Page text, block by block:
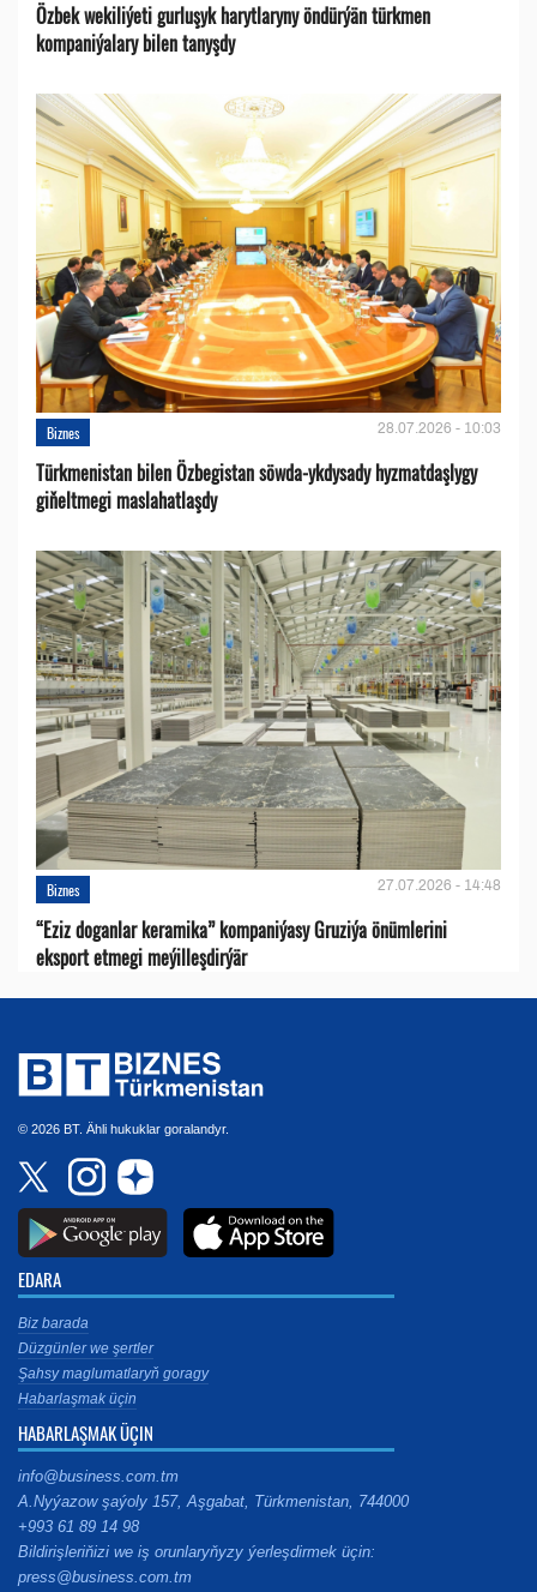
Özbek wekiliýeti gurluşyk harytlaryny öndürýän türkmen
kompaniýalary bilen tanyşdy
Biznes 28.07.2026 - 10:03
Türkmenistan bilen Özbegistan söwda-ykdysady hyzmatdaşlygy
giňeltmegi maslahatlaşdy
Biznes 27.07.2026 - 14:48
“Eziz doganlar keramika” kompaniýasy Gruziýa önümlerini
eksport etmegi meýilleşdirýär
© 2026 BT. Ähli hukuklar goralandyr.
EDARA
Biz barada
Düzgünler we şertler
Şahsy maglumatlaryň goragy
Habarlaşmak üçin
HABARLAŞMAK ÜÇIN
info@business.com.tm
A.Nyýazow şaýoly 157, Aşgabat, Türkmenistan, 744000
+993 61 89 14 98
Bildirişleriňizi we iş orunlaryňyzy ýerleşdirmek üçin:
press@business.com.tm